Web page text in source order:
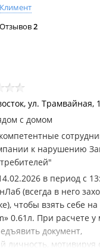
Климент
Отзывов2
ул. Трамвайная,
с домом
к нарушению
в период с
(всегда в него
чтобы взять себе
0.61л. При расчете у
документ,
личность, мотивируя